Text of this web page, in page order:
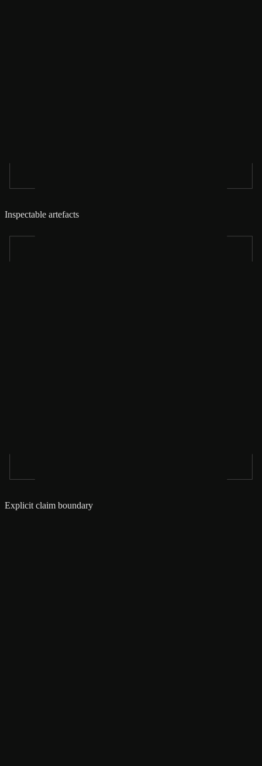
Inspectable artefacts
Explicit claim boundary